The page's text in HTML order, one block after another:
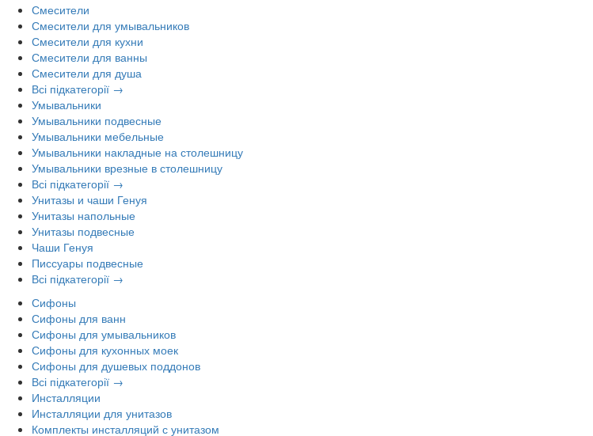
Смесители
Смесители для умывальников
Смесители для кухни
Смесители для ванны
Смесители для душа
Всі підкатегорії →
Умывальники
Умывальники подвесные
Умывальники мебельные
Умывальники накладные на столешницу
Умывальники врезные в столешницу
Всі підкатегорії →
Унитазы и чаши Генуя
Унитазы напольные
Унитазы подвесные
Чаши Генуя
Писсуары подвесные
Всі підкатегорії →
Сифоны
Сифоны для ванн
Сифоны для умывальников
Сифоны для кухонных моек
Сифоны для душевых поддонов
Всі підкатегорії →
Инсталляции
Инсталляции для унитазов
Комплекты инсталляций с унитазом